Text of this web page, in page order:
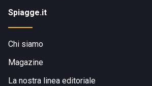
Spiagge.it
Chi siamo
Magazine
La nostra linea editoriale